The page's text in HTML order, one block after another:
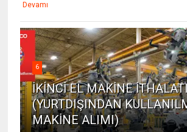
Devamı
6
İKİNCİ EL MAKİNE
(YURTDIŞINDAN
MAKİNE ALIMI)